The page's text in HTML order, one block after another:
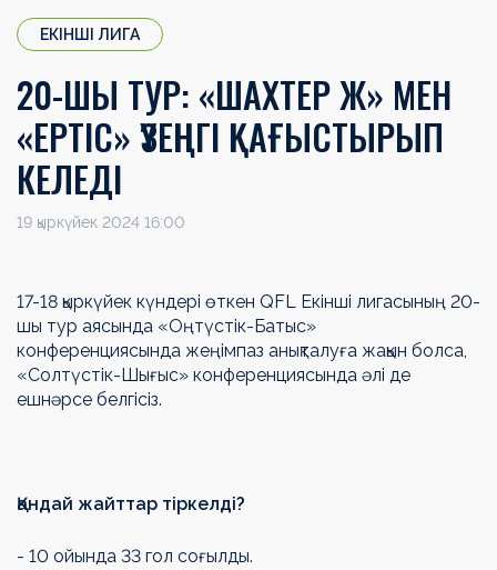
ЕКІНШІ ЛИГА
20-ШЫ ТУР: «ШАХТЕР Ж» МЕН
«ЕРТІС» ҮЗЕҢГІ ҚАҒЫСТЫРЫП
КЕЛЕДІ
19 қыркүйек 2024 16:00
17-18 қыркүйек күндері өткен QFL Екінші лигасының 20-
шы тур аясында «Оңтүстік-Батыс»
конференциясында жеңімпаз анықталуға жақын болса,
«Солтүстік-Шығыс» конференциясында әлі де
ешнәрсе белгісіз.
Қандай жайттар тіркелді?
- 10 ойында 33 гол соғылды.